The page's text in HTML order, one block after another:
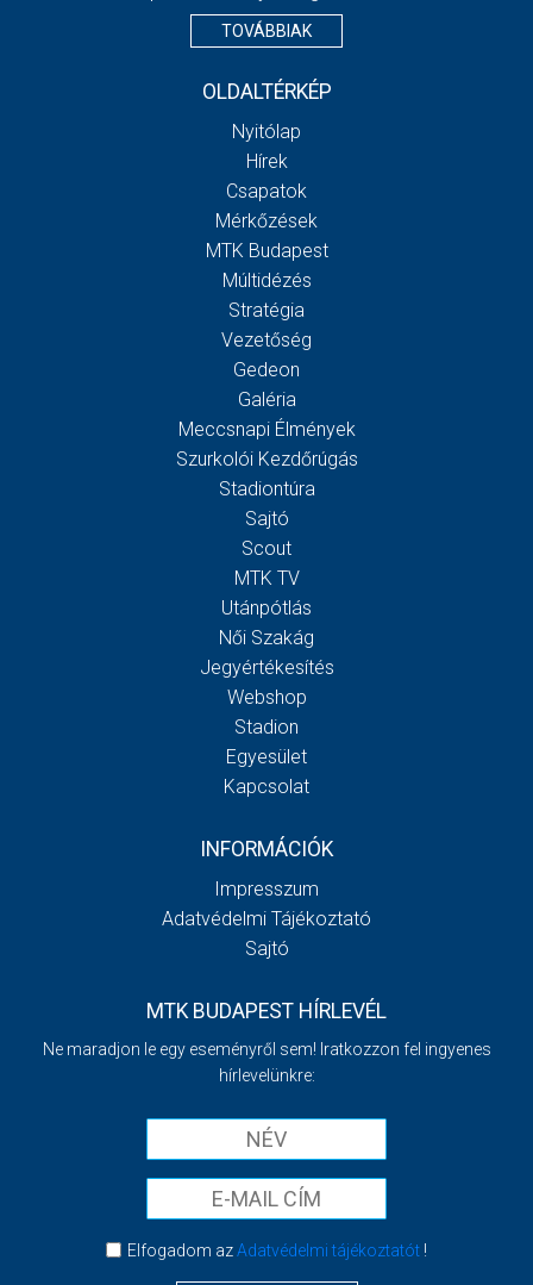
TOVÁBBIAK
OLDALTÉRKÉP
Nyitólap
Hírek
Csapatok
Mérkőzések
MTK Budapest
Múltidézés
Stratégia
Vezetőség
Gedeon
Galéria
Meccsnapi Élmények
Szurkolói Kezdőrúgás
Stadiontúra
Sajtó
Scout
MTK TV
Utánpótlás
Női Szakág
Jegyértékesítés
Webshop
Stadion
Egyesület
Kapcsolat
INFORMÁCIÓK
Impresszum
Adatvédelmi Tájékoztató
Sajtó
MTK BUDAPEST HÍRLEVÉL
Ne maradjon le egy eseményről sem! Iratkozzon fel ingyenes
hírlevelünkre:
Elfogadom azAdatvédelmi tájékoztatót!